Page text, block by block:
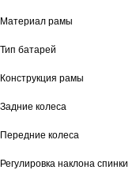
Материал рамы
Тип батарей
Конструкция рамы
Задние колеса
Передние колеса
Регулировка наклона спинки